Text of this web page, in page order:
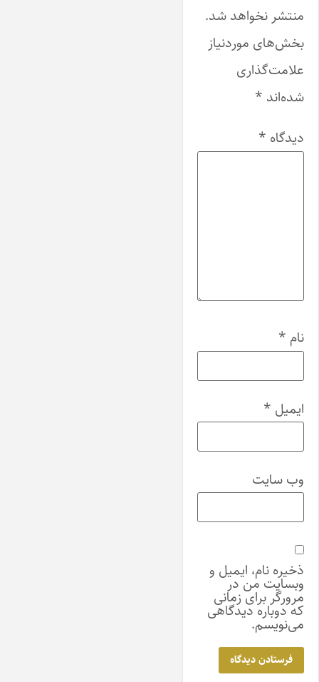
منتشر نخواهد شد.
بخش‌های موردنیاز
علامت‌گذاری
شده‌اند *
دیدگاه *
نام *
ایمیل *
وب‌ سایت
ذخیره نام، ایمیل و
وبسایت من در
مرورگر برای زمانی
که دوباره دیدگاهی
می‌نویسم.